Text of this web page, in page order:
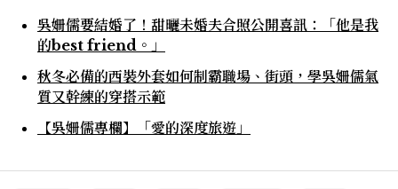
吳姍儒要結婚了！甜曬未婚夫合照公開喜訊：「他是我
的best friend。」
秋冬必備的西裝外套如何制霸職場、街頭，學吳姍儒氣
質又幹練的穿搭示範
【吳姍儒專欄】「愛的深度旅遊」